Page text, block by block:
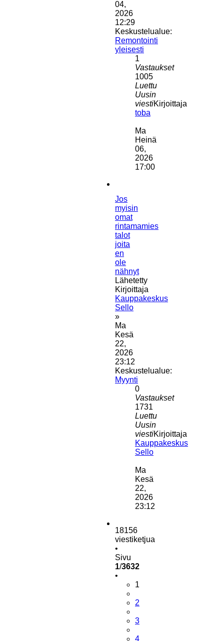
04,
2026
12:29
Keskustelualue:
Remontointi
yleisesti
1
Vastaukset
1005
Luettu
Uusin
viestiKirjoittaja
toba
uusin
viesti
Ma
Heinä
06,
2026
17:00
Jos
myisin
omat
rintamamies
talot
joita
en
ole
nähnyt
Lähetetty
Kirjoittaja
Kauppakeskus
Sello
»
Ma
Kesä
22,
2026
23:12
Keskustelualue:
Myynti
0
Vastaukset
1731
Luettu
Uusin
viestiKirjoittaja
Kauppakeskus
Sello
uusin
viesti
Ma
Kesä
22,
2026
23:12
18156
viestiketjua
•
Sivu
1/3632
•
1
2
3
4